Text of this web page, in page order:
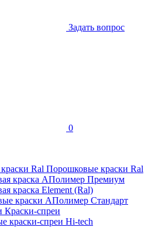
Задать вопрос
0
Порошковые краски Ral
краска АПолимер Премиум
краска Element (Ral)
краски АПолимер Стандарт
Краски-спреи
краски-спреи Hi-tech